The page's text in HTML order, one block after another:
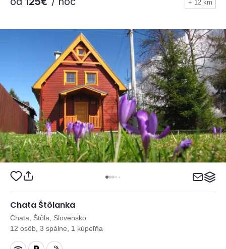
+ 12 km
Chata Štôlanka
Chata, Štôla, Slovensko
12 osôb, 3 spálne, 1 kúpeľňa